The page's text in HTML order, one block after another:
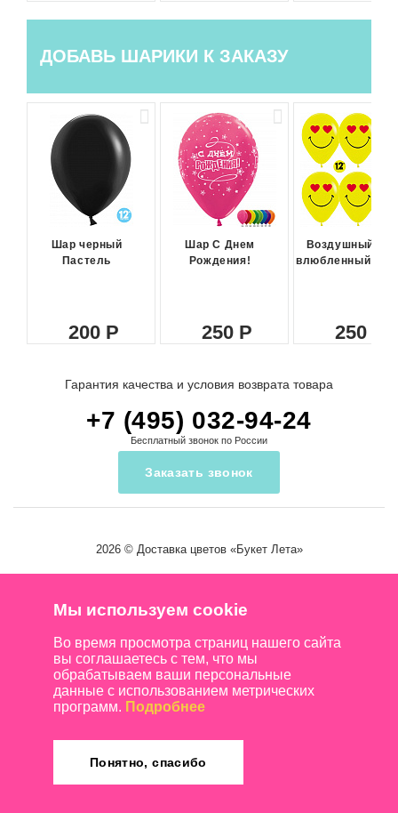
ДОБАВЬ ШАРИКИ К ЗАКАЗУ
Шар черный
Пастель
200
Шар С Днем
Рождения!
250
Воздушный
влюбленный
250
Гарантия качества и условия возврата товара
+7 (495) 032-94-24
Бесплатный звонок по России
Заказать звонок
2026 © Доставка цветов«Букет Лета»
Мы используем cookie
Во время просмотра страниц нашего сайта
вы соглашаетесь с тем, что мы
обрабатываем ваши персональные
данные с использованием метрических
программ. Подробнее
Понятно, спасибо